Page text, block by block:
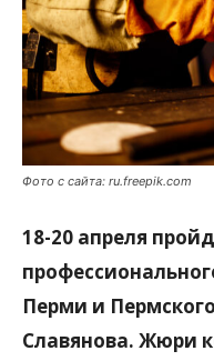
Фото с сайта: ru.freepik.com
18-20 апреля
Перми и
Славянова. Жюри